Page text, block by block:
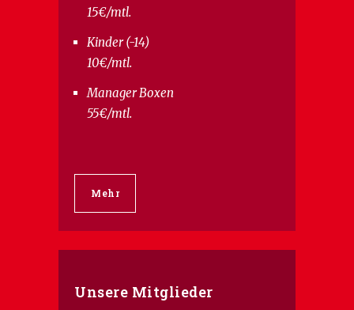
15€/mtl.
Kinder (-14)
10€/mtl.
Manager Boxen
55€/mtl.
Mehr
Unsere Mitglieder